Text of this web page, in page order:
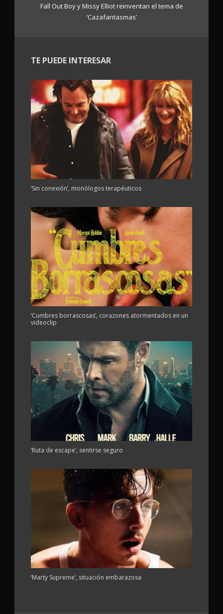
Fall Out Boy y Missy Elliot reinventan el tema de
‘Cazafantasmas’
TE PUEDE INTERESAR
‘Sin conexión’, monólogos terapéuticos
‘Cumbres borrascosas’, corazones atormentados en un
videoclip
‘Ruta de escape’, sentirse seguro
‘Marty Supreme’, situación embarazosa